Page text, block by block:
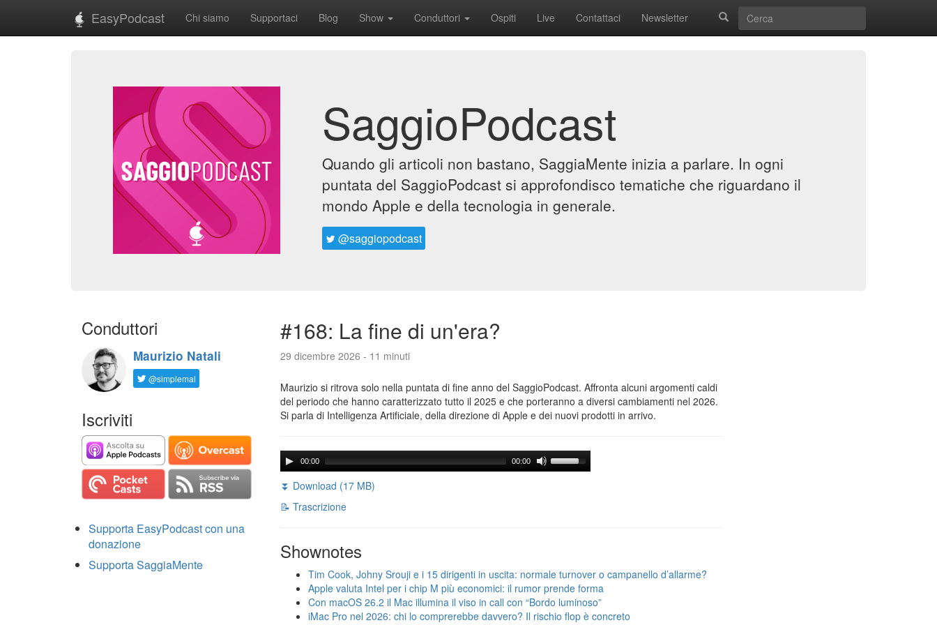
EasyPodcast Chi siamo Supportaci Blog Show Conduttori Ospiti Live Contattaci Newsletter
SaggioPodcast
Quando gli articoli non bastano, SaggiaMente inizia a parlare. In ogni
puntata del SaggioPodcast si approfondisco tematiche che riguardano il
mondo Apple e della tecnologia in generale.
@saggiopodcast
Conduttori
Maurizio Natali
@simplemal
Iscriviti
Supporta EasyPodcast con una
donazione
Supporta SaggiaMente
#168: La fine di un'era?
29 dicembre 2026 - 11 minuti
Maurizio si ritrova solo nella puntata di fine anno del SaggioPodcast. Affronta alcuni argomenti caldi
del periodo che hanno caratterizzato tutto il 2025 e che porteranno a diversi cambiamenti nel 2026.
Si parla di Intelligenza Artificiale, della direzione di Apple e dei nuovi prodotti in arrivo.
00:00 00:00
⏬ Download (17 MB)
📝 Trascrizione
Shownotes
Tim Cook, Johny Srouji e i 15 dirigenti in uscita: normale turnover o campanello d’allarme?
Apple valuta Intel per i chip M più economici: il rumor prende forma
Con macOS 26.2 il Mac illumina il viso in call con “Bordo luminoso”
iMac Pro nel 2026: chi lo comprerebbe davvero? Il rischio flop è concreto